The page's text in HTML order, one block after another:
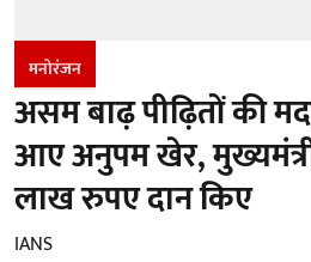
मनोरंजन
असम बाढ़ पीढ़ितों की
आए अनुपम खेर,
लाख रुपए दान किए
IANS